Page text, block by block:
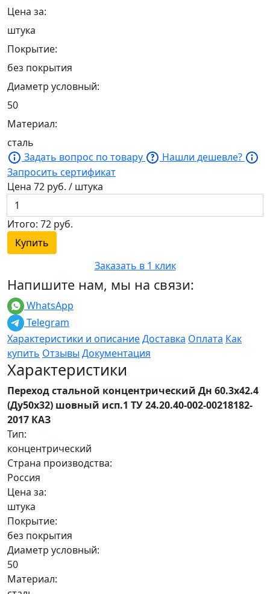
Цена за:
штука
Покрытие:
без покрытия
Диаметр условный:
50
Материал:
сталь
Задать вопрос по товару
Нашли дешевле?
Запросить сертификат
Цена 72 руб. / штука
Итого: 72 руб.
Купить
Заказать в 1 клик
Напишите нам, мы на связи:
WhatsApp
Telegram
Характеристики и описаниеДоставка Оплата Как
купить Отзывы Документация
Характеристики
Переход стальной концентрический Дн 60.3х42.4
(Ду50х32) шовный исп.1 ТУ 24.20.40-002-00218182-
2017 КАЗ
Тип:
концентрический
Страна производства:
Россия
Цена за:
штука
Покрытие:
без покрытия
Диаметр условный:
50
Материал: